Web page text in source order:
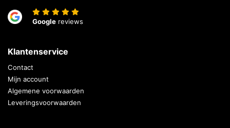
Google reviews
Klantenservice
Contact
Mijn account
Algemene voorwaarden
Leveringsvoorwaarden